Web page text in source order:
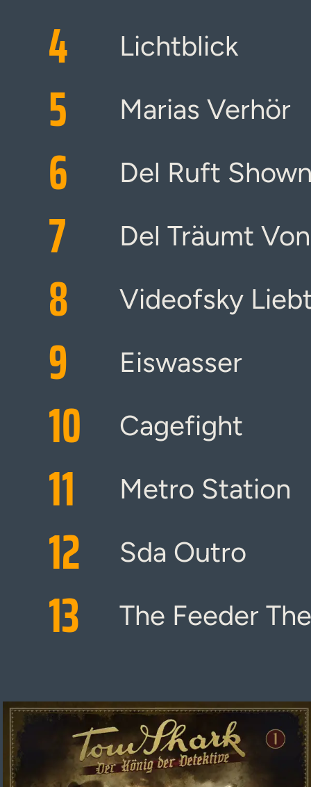
4
Lichtblick
5 Marias Verhör
6 Del Ruft
7 Del Träumt
8 Videofsky
9 Eiswasser
10 Cagefight
11 Metro Station
12 Sda Outro
13 The Feeder